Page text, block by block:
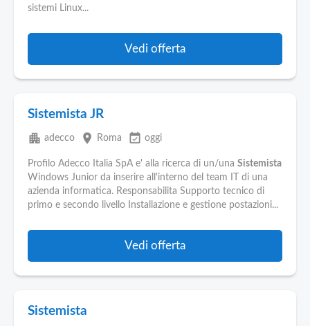
sistemi Linux...
Vedi offerta
Sistemista JR
apartment adecco place Roma event_available oggi
Profilo Adecco Italia SpA e' alla ricerca di un/una Sistemista
Windows Junior da inserire all'interno del team IT di una
azienda informatica. Responsabilita Supporto tecnico di
primo e secondo livello Installazione e gestione postazioni...
Vedi offerta
Sistemista